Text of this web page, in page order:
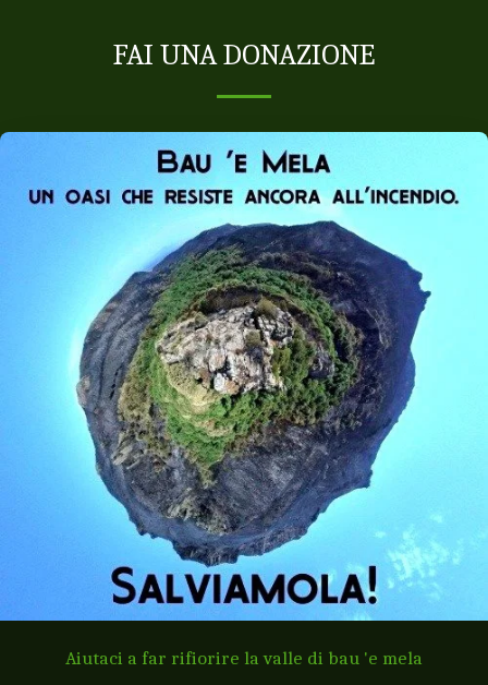
FAI UNA DONAZIONE
Aiutaci a far rifiorire la valle di bau 'e mela